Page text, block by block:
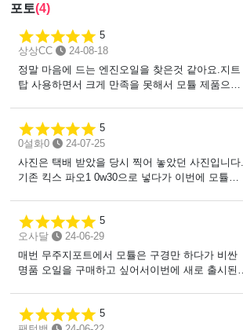
포토(4)
5
상상CC
24-08-18
정말 마음에 드는 엔진오일을 찾은것 같아요.지트
탑 사용하면서 크게 만족을 못해서 모튤 제품으로
격이면 조금더 비싸더라도 모튤로 사용해보고 싶었
습니다.간단하게 비교해 보자면 지크탑은 일단 초
반에 좀 묵직한 (무거운) 느낌이고고속에서는 부드
러운 맛은 있지만 고속에서 힘있게 밀어주는 맛은
이 큰편인데 순정, 지크탑 모두 별로였는데이번에
구매한 모튤 엔젠 오일은 확실히 정숙하네요.초반
주행시에도 가볍고 부드럽게 나가는게 느껴집니다.
신호 대기중이다 출발 할때면 그 체감이 확 옵니다.
이로 인해 놀라서 의도치 않게 엑셀에서 발은 떼는
일이 발생하는 단점이 있네요 ㅎ하브 차량이라면
무조건 추천하고 싶습니다.
5
0설화0
24-07-25
사진은 택배 받았을 당시 찍어 놓았던 사진입니다.
기존 킥스 파오1 0w30으로 넣다가 이번에 모튤
간 시동시 부드럽고 예열이 되어서 엔진이 적정 온
도에 이르렀을때 주행 질감은 환상적입니다.현재
시점까지는 교체 했을 때처럼 부드러운 질감을 계
속 유지해주고 있는데만약에 7,000Km 시점까지도
습니다.
5
오사달
24-06-29
매번 무주지포트에서 모튤은 구경만 하다가 비싼
명품 오일을 구매하고 싶어서이번에 새로 출시된걸
으로 나와서 30점도로 구매해서 일주일 정도 주행
5